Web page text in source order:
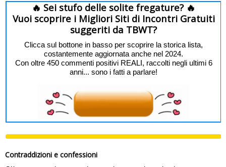
🔥 Sei stufo delle solite fregature? 🔥
Vuoi scoprire i Migliori Siti di Incontri Gratuiti
suggeriti da TBWT?
Clicca sul bottone in basso per scoprire la storica lista,
costantemente aggiornata anche nel 2024.
Con oltre 450 commenti positivi REALI, raccolti negli ultimi 6
anni... sono i fatti a parlare!
Contraddizioni e confessioni